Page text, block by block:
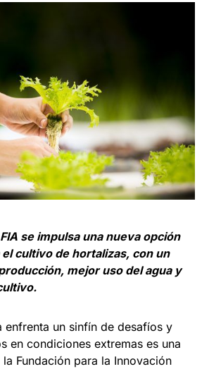
se impulsa una nueva opción
cultivo de hortalizas, con un
mejor uso del agua y
enfrenta un sinfín de desafíos y
en condiciones extremas es una
Fundación para la Innovación